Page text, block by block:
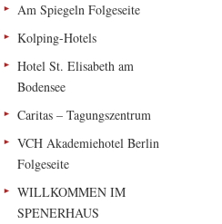
Am Spiegeln Folgeseite
Kolping-Hotels
Hotel St. Elisabeth am
Bodensee
Caritas – Tagungszentrum
VCH Akademiehotel Berlin
Folgeseite
WILLKOMMEN IM
SPENERHAUS